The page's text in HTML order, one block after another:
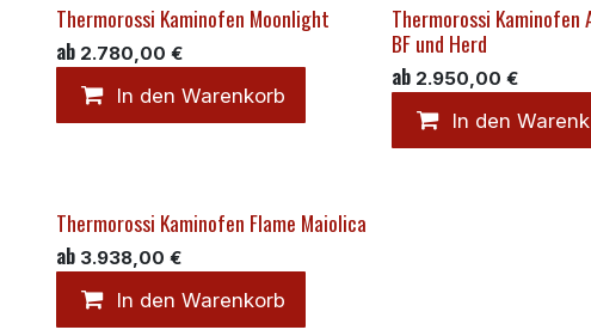
Thermorossi Kaminofen Moonlight
ab 2.780,00 €
In den Warenkorb
Thermorossi Kaminofen
BF und Herd
ab 2.950,00 €
In den
Thermorossi Kaminofen Flame Maiolica
ab 3.938,00 €
In den Warenkorb